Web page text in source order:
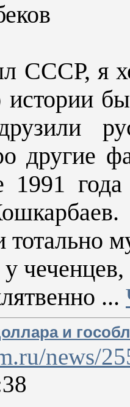
СССР, я
другие
1991
...
и
news/